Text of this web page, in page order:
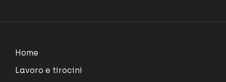
Home
Lavoro e tirocini